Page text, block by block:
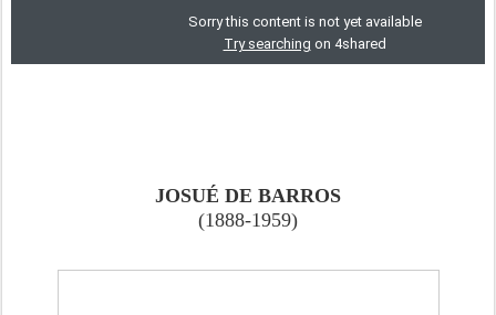
JOSUÉ DE BARROS
(1888-1959)